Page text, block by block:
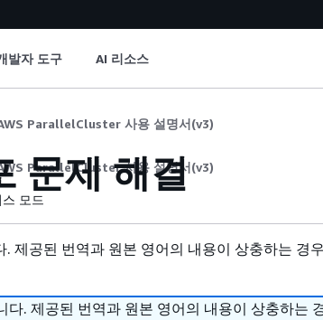
발자 도구 AI 리소스
ParallelCluster 사용 설명서(v3)
ParallelCluster 사용 설명서(v3)
문제 해결
스 모드
제공된 번역과 원본 영어의 내용이 상충하는 경
다. 제공된 번역과 원본 영어의 내용이 상충하는